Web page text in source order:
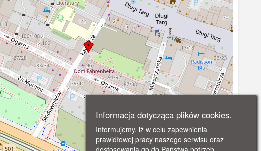
Informacja dotycząca plików cookies.
Informujemy, iż w celu zapewnienia
prawidłowej pracy naszego serwisu oraz